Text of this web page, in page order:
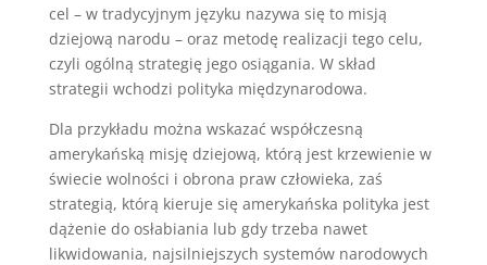
cel – w tradycyjnym języku nazywa się to misją
dziejową narodu – oraz metodę realizacji tego celu,
czyli ogólną strategię jego osiągania. W skład
strategii wchodzi polityka międzynarodowa.
Dla przykładu można wskazać współczesną
amerykańską misję dziejową, którą jest krzewienie w
świecie wolności i obrona praw człowieka, zaś
strategią, którą kieruje się amerykańska polityka jest
dążenie do osłabiania lub gdy trzeba nawet
likwidowania, najsilniejszych systemów narodowych